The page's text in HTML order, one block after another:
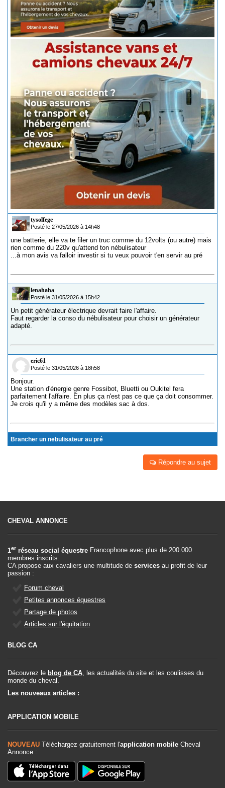
tysolfege
Posté le 27/05/2026 à 14h48
une batterie, elle va te filer un truc comme du 12volts (ou autre) mais
rien comme du 220v qu'attend ton nébulisateur
...à mon avis va falloir investir si tu veux pouvoir t'en servir au pré
lenahaha
Posté le 31/05/2026 à 15h42
Un petit générateur électrique devrait faire l'affaire.
Faut regarder la conso du nébulisateur pour choisir un générateur
adapté.
eric61
Posté le 31/05/2026 à 18h58
Bonjour.
Une station d'énergie genre Fossibot, Bluetti ou Oukitel fera
parfaitement l'affaire. En plus ça n'est pas ce que ça doit consommer.
Je crois qu'il y a même des modèles sac à dos.
Brancher un nebulisateur au pré
Répondre au sujet
CHEVAL ANNONCE
1er réseau social équestre Francophone avec plus de 200.000
membres inscrits.
CA propose aux cavaliers une multitude de services au profit de leur
passion :
Forum cheval
Petites annonces équestres
Partage de photos
Articles sur l'équitation
BLOG CA
Découvrez le blog de CA , les actualités du site et les coulisses du
monde du cheval.
Les nouveaux articles :
APPLICATION MOBILE
NOUVEAU Téléchargez gratuitement l'application mobile Cheval
Annonce :